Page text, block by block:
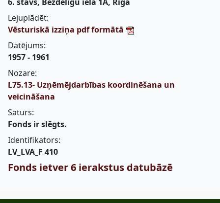
Lejuplādēt:
Vēsturiskā izziņa pdf formātā
Datējums:
1957 - 1961
Nozare:
L75.13- Uzņēmējdarbības koordinēšana un
veicināšana
Saturs:
Fonds ir slēgts.
Identifikators:
LV_LVA_F 410
Fonds ietver 6 ierakstus datubāzē